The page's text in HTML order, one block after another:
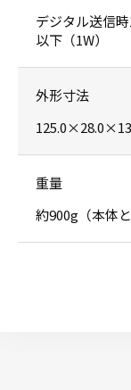
デジタル送信
以下（1W）
外形寸法
重量
約900g（本体と